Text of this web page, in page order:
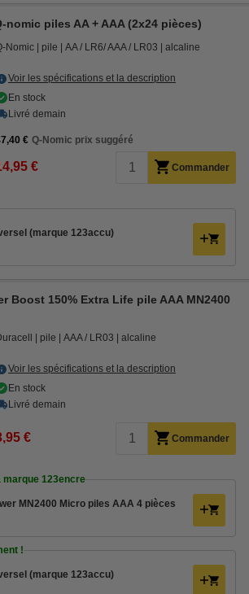
nomic piles AA + AAA (2x24 pièces)
Nomic pile AA / LR6/ AAA / LR03 alcaline
Voir les spécifications et la description
En stock
Livré demain
€ Q-Nomic prix suggéré
€ Commander
(marque 123accu)
Boost 150% Extra Life pile AAA MN2400
pile AAA / LR03 alcaline
Voir les spécifications et la description
En stock
Livré demain
€ Commander
marque 123encre
MN2400 Micro piles AAA 4 pièces
!
(marque 123accu)